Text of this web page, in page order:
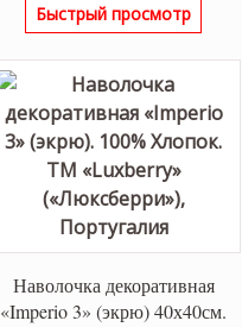
Быстрый просмотр
Наволочка декоративная
«Imperio 3» (экрю) 40х40см.